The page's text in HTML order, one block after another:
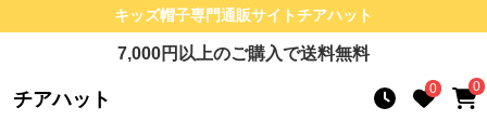
キッズ帽子専門通販サイトチアハット
7,000円以上のご購入で送料無料
チアハット 0 0